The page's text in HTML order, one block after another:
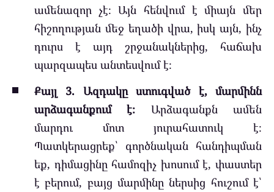
ամենազոր չէ։ Այն հենվում է միայն մեր
հիշողության մեջ եղածի վրա, իսկ այն, ինչ
դուրս է այդ շրջանակներից, հաճախ
պարզապես անտեսվում է։
Քայլ 3. Ազդակը ստուգված է, մարմինն
արձագանքում է։ Արձագանքն ամեն
մարդու մոտ յուրահատուկ է։
Պատկերացրեք՝ գործնական հանդիպման
եք, դիմացինը համոզիչ խոսում է, փաստեր
է բերում, բայց մարմինը ներսից հուշում է՝